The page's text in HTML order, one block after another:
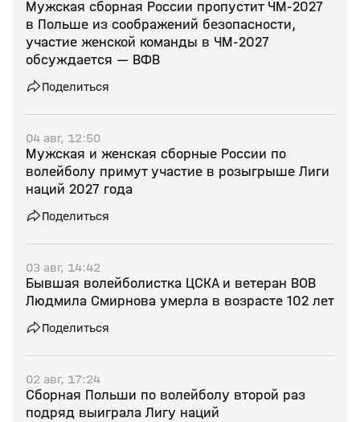
Мужская сборная России пропустит ЧМ‑2027
в Польше из соображений безопасности,
участие женской команды в ЧМ‑2027
обсуждается — ВФВ
Поделиться
04 авг, 12:50
Мужская и женская сборные России по
волейболу примут участие в розыгрыше Лиги
наций 2027 года
Поделиться
03 авг, 14:42
Бывшая волейболистка ЦСКА и ветеран ВОВ
Людмила Смирнова умерла в возрасте 102 лет
Поделиться
02 авг, 17:24
Сборная Польши по волейболу второй раз
подряд выиграла Лигу наций